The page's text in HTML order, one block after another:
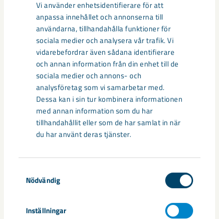
Vi använder enhetsidentifierare för att
anpassa innehållet och annonserna till
användarna, tillhandahålla funktioner för
sociala medier och analysera vår trafik. Vi
vidarebefordrar även sådana identifierare
och annan information från din enhet till de
sociala medier och annons- och
analysföretag som vi samarbetar med.
Dessa kan i sin tur kombinera informationen
med annan information som du har
tillhandahållit eller som de har samlat in när
du har använt deras tjänster.
Nödvändig
Inställningar
Taggar
LKAB Fastigheter Siv Aidanpää-Edlert
Relaterat innehåll